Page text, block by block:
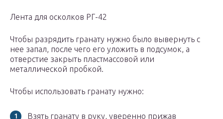
Лента для осколков РГ-42
Чтобы разрядить гранату нужно было вывернуть с
нее запал, после чего его уложить в подсумок, а
отверстие закрыть пластмассовой или
металлической пробкой.
Чтобы использовать гранату нужно:
Взять гранату в руку, уверенно прижав